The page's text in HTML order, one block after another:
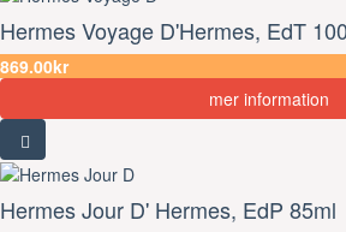
Hermes Voyage D'Hermes, EdT
869.00kr
mer information
Hermes Jour D' Hermes, EdP 85ml